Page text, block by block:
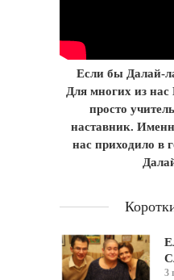
Если бы Далай-
Для многих из
просто
наставник.
нас приходило в
3